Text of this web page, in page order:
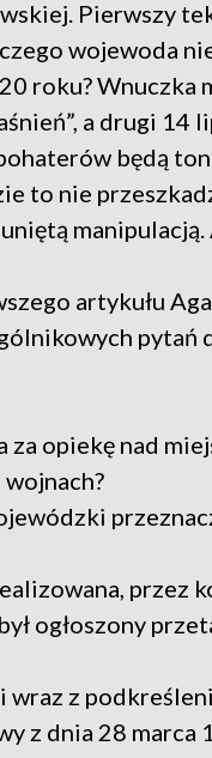
Pierwszy
wojewoda
roku? Wnuczka
a drugi 14
będą
to nie
artykułu
opiekę nad
wojnach?
przez
ogłoszony
wraz z
z dnia 28 marca